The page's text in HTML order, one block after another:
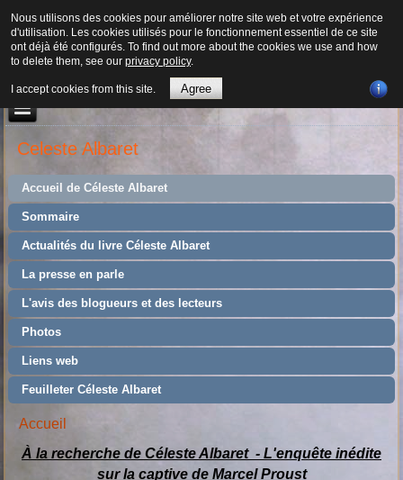
Celeste Albaret
Accueil de Céleste Albaret
Sommaire
Actualités du livre Céleste Albaret
La presse en parle
L'avis des blogueurs et des lecteurs
Photos
Liens web
Feuilleter Céleste Albaret
Accueil
À la recherche de Céleste Albaret - L'enquête inédite
sur la captive de Marcel Proust
Nous utilisons des cookies pour améliorer notre site web et votre expérience
d'utilisation. Les cookies utilisés pour le fonctionnement essentiel de ce site
ont déjà été configurés. To find out more about the cookies we use and how
to delete them, see our privacy policy.
I accept cookies from this site. Agree